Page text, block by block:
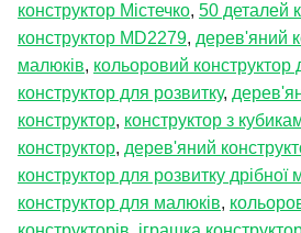
конструктор Містечко, 50 деталей
конструктор MD2279, дерев'яний
малюків, кольоровий конструктор
конструктор для розвитку,
конструктор, конструктор з
конструктор, дерев'яний
конструктор для розвитку дрібної
конструктор для малюків,